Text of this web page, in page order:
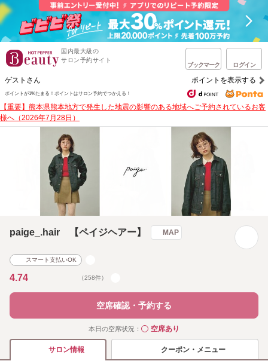
国内最大級の
サロン予約サイト
ブックマーク ログイン
ゲストさん ポイントを表示する
ポイントが1%たまる！ ポイントはサロン予約でつかえる！
【重要】熊本県熊本地方で発生した地震の影響のある地域へご予約されているお客
様へ（2026年7月28日）
paige_.hair 【ペイジヘアー】 MAP
スマート支払いOK
4.74 （258件）
空席確認・予約する
本日の空席状況： ◯空席あり
サロン情報 クーポン・メニュー